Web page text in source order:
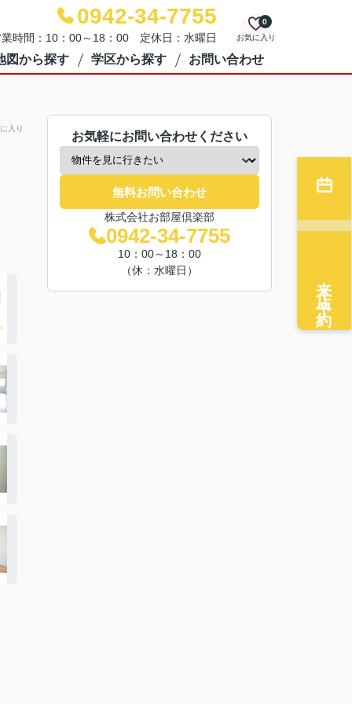
0942-34-7755
時間：10：00～18：00 定休日：水曜日 お気に入り
0
図から探す 学区から探す お問い合わせ
入り
お気軽にお問い合わせください
無料お問い合わせ
株式会社お部屋倶楽部
0942-34-7755
10：00～18：00
（休：水曜日）
来店予約